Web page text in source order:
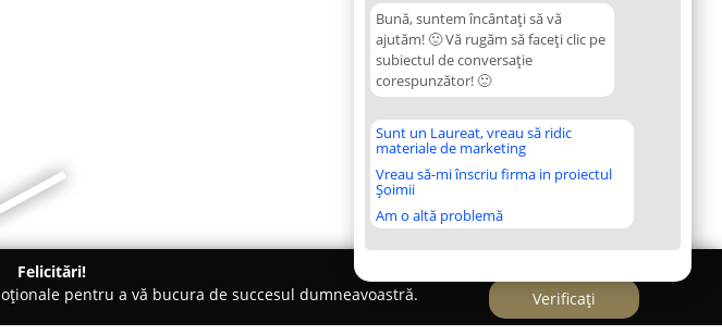
Bună, suntem încântați să vă
ajutăm! 🙂 Vă rugăm să faceți clic pe
subiectul de conversație
corespunzător! 🙂
Sunt un Laureat, vreau să ridic
materiale de marketing
Vreau să-mi înscriu firma in proiectul
Șoimii
Am o altă problemă
Felicitări!
pentru a vă bucura de succesul dumneavoastră.
Verificați